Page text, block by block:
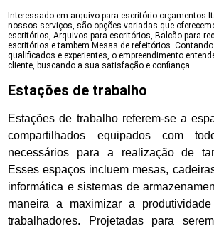
Interessado em arquivo para escritório orçamentos
nossos serviços, são opções variadas que
escritórios, Arquivos para escritórios, Balcão para
escritórios e tambem Mesas de refeitórios.
qualificados e experientes, o empreendimento
cliente, buscando a sua satisfação e confiança.
Estações de trabalho
Estações de trabalho referem-se a
compartilhados equipados com
necessários para a realização de
Esses espaços incluem mesas,
informática e sistemas de
maneira a maximizar a
trabalhadores. Projetadas para